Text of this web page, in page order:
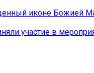
иконе Божией
участие в